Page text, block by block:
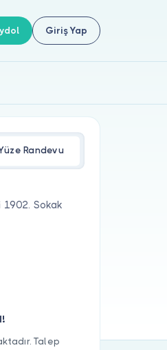
Giriş Yap
Randevu
1902. Sokak
Talep